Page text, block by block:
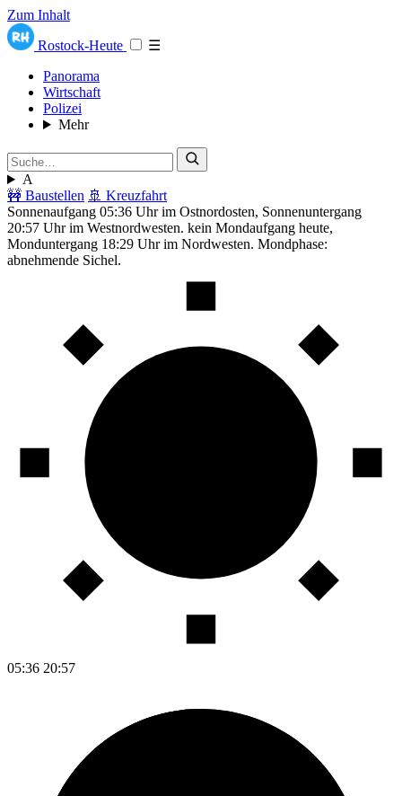
Zum Inhalt
Rostock-Heute
☰
Panorama
Wirtschaft
Polizei
Mehr
A
🚧 Baustellen 🚢 Kreuzfahrt
Sonnenaufgang 05:36 Uhr im Ostnordosten, Sonnenuntergang
20:57 Uhr im Westnordwesten. kein Mondaufgang heute,
Monduntergang 18:29 Uhr im Nordwesten. Mondphase:
abnehmende Sichel.
05:36 20:57